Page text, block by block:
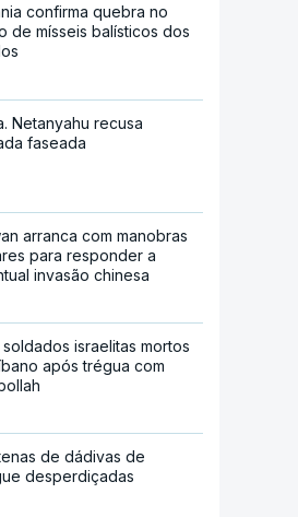
confirma quebra no
de mísseis balísticos dos
Netanyahu recusa
faseada
arranca com manobras
para responder a
invasão chinesa
soldados israelitas mortos
após trégua com
de dádivas de
desperdiçadas